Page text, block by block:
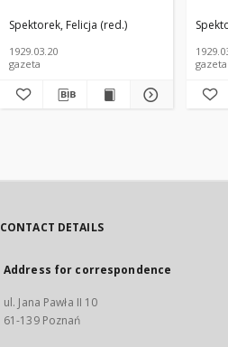
nadnoteckiej 1929.03.20
R.9 Nr66
Spektorek, Felicja (red.)
1929.03.20
gazeta
R.9
gazeta
CONTACT DETAILS
Address for correspondence
ul. Jana Pawła II 10
61-139 Poznań